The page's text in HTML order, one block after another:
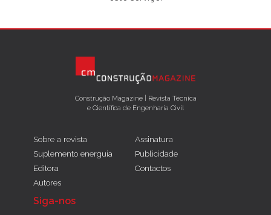
Construção Magazine | Revista Técnica
e Científica de Engenharia Civil
Sobre a revista
Suplemento energuia
Editora
Autores
Assinatura
Publicidade
Contactos
Siga-nos